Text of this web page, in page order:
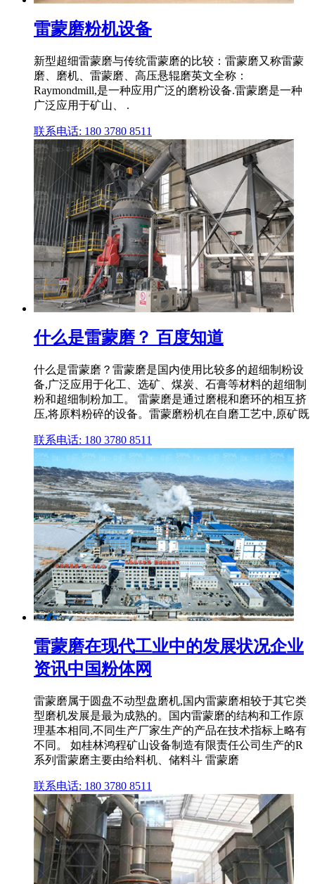
雷蒙磨粉机设备
新型超细雷蒙磨与传统雷蒙磨的比较：雷蒙磨又称雷蒙
磨、磨机、雷蒙磨、高压悬辊磨英文全称：
Raymondmill,是一种应用广泛的磨粉设备.雷蒙磨是一种
广泛应用于矿山、 .
联系电话: 180 3780 8511
什么是雷蒙磨？ 百度知道
什么是雷蒙磨？雷蒙磨是国内使用比较多的超细制粉设
备,广泛应用于化工、选矿、煤炭、石膏等材料的超细制
粉和超细制粉加工。 雷蒙磨是通过磨棍和磨环的相互挤
压,将原料粉碎的设备。雷蒙磨粉机在自磨工艺中,原矿既
联系电话: 180 3780 8511
雷蒙磨在现代工业中的发展状况企业
资讯中国粉体网
雷蒙磨属于圆盘不动型盘磨机,国内雷蒙磨相较于其它类
型磨机发展是最为成熟的。国内雷蒙磨的结构和工作原
理基本相同,不同生产厂家生产的产品在技术指标上略有
不同。 如桂林鸿程矿山设备制造有限责任公司生产的R
系列雷蒙磨主要由给料机、储料斗 雷蒙磨
联系电话: 180 3780 8511